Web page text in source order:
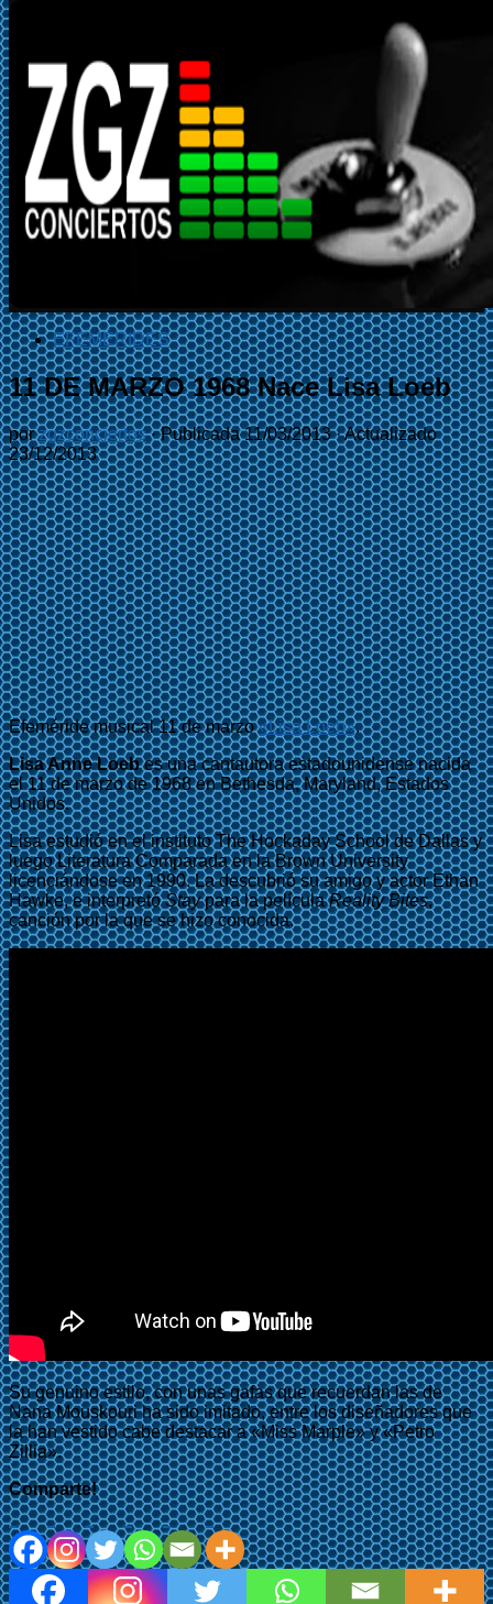
EFEMÉRIDES
11 DE MARZO 1968 Nace Lisa Loeb
porzgzconciertos · Publicada11/03/2013· Actualizado
23/12/2013
Efeméride musical 11 de marzo«Lisa Loeb».
Lisa Anne Loebes una cantautora estadounidense nacida
el 11 de marzo de 1968 en Bethesda, Maryland, Estados
Unidos.
Lisa estudió en el instituto The Hockaday School de Dallas y
luego Literatura Comparada en la Brown University
licenciándose en 1990. La descubrió su amigo y actor Ethan
Hawke, e interpretóStaypara la películaReality Bites,
canción por la que se hizo conocida.
Su genuino estilo, con unas gafas que recuerdan las de
Nana Mouskouri ha sido imitado, entre los diseñadores que
la han vestido cabe destacar a «Miss Marple» y «Petro
Zillia».
Comparte!